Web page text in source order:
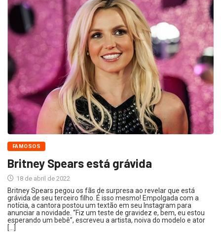
FAMOSOS
Britney Spears está grávida
18 de abril de 2022
Britney Spears pegou os fãs de surpresa ao revelar que está
grávida de seu terceiro filho. É isso mesmo! Empolgada com a
notícia, a cantora postou um textão em seu Instagram para
anunciar a novidade. “Fiz um teste de gravidez e, bem, eu estou
esperando um bebê”, escreveu a artista, noiva do modelo e ator
[…]